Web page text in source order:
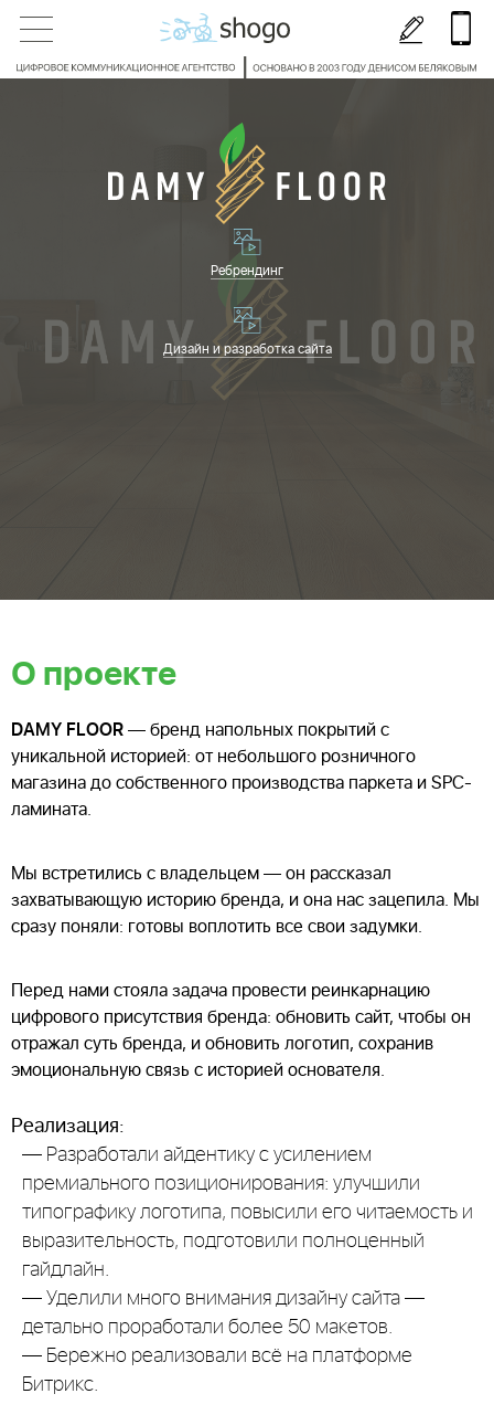
Ребрендинг
Дизайн и разработка сайта
О проекте
DAMY FLOOR— бренд напольных покрытий с
уникальной историей: от небольшого розничного
магазина до собственного производства паркета и SPC-
ламината.
Мы встретились с владельцем — он рассказал
захватывающую историю бренда, и она нас зацепила. Мы
сразу поняли: готовы воплотить все свои задумки.
Перед нами стояла задача провести реинкарнацию
цифрового присутствия бренда: обновить сайт, чтобы он
отражал суть бренда, и обновить логотип, сохранив
эмоциональную связь с историей основателя.
Реализация:
— Разработали айдентику с усилением
премиального позиционирования: улучшили
типографику логотипа, повысили его читаемость и
выразительность, подготовили полноценный
гайдлайн.
— Уделили много внимания дизайну сайта —
детально проработали более 50 макетов.
— Бережно реализовали всё на платформе
Битрикс.